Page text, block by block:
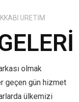
ÜRETIM
olmak
geçen gün hizmet
ülkemizi